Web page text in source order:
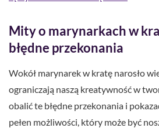
Mity o marynarkach w
błędne przekonania
Wokół marynarek w kratę narosło
ograniczają naszą kreatywność w
obalić te błędne przekonania i
pełen możliwości, który może być